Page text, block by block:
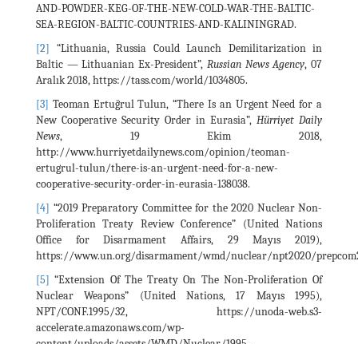
AND-POWDER-KEG-OF-THE-NEW-COLD-WAR-THE-BALTIC-
SEA-REGION-BALTIC-COUNTRIES-AND-KALININGRAD.
[2] “Lithuania, Russia Could Launch Demilitarization in
Baltic — Lithuanian Ex-President”, Russian News Agency, 07
Aralık 2018, https://tass.com/world/1034805.
[3] Teoman Ertuğrul Tulun, “There Is an Urgent Need for a
New Cooperative Security Order in Eurasia”, Hürriyet Daily
News, 19 Ekim 2018,
http://www.hurriyetdailynews.com/opinion/teoman-
ertugrul-tulun/there-is-an-urgent-need-for-a-new-
cooperative-security-order-in-eurasia-138038.
[4] “2019 Preparatory Committee for the 2020 Nuclear Non-
Proliferation Treaty Review Conference” (United Nations
Office for Disarmament Affairs, 29 Mayıs 2019),
https://www.un.org/disarmament/wmd/nuclear/npt2020/
[5] “Extension Of The Treaty On The Non-Proliferation Of
Nuclear Weapons” (United Nations, 17 Mayıs 1995),
NPT/CONF.1995/32, https://unoda-web.s3-
accelerate.amazonaws.com/wp-